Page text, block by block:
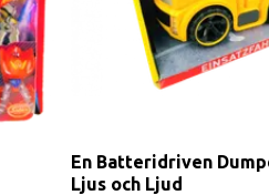
En Batteridriven
Ljus och Ljud